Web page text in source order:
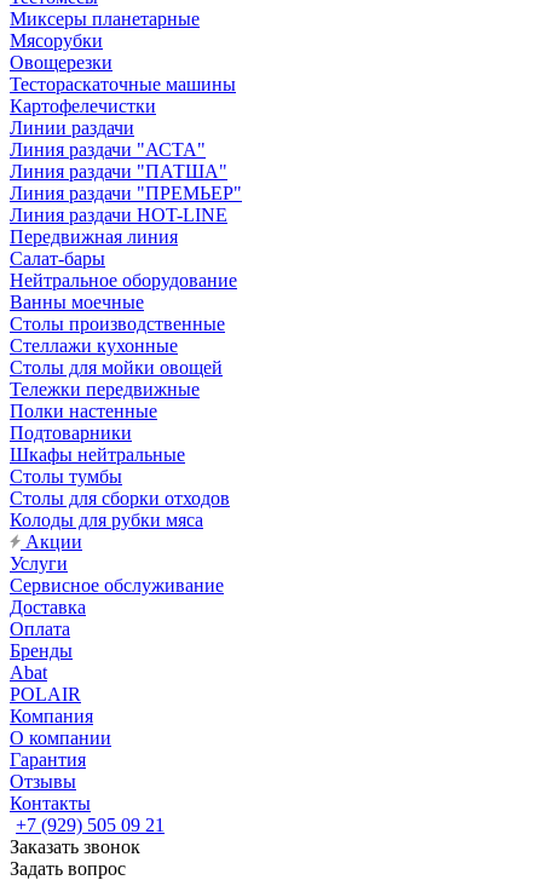
Миксеры планетарные
Мясорубки
Овощерезки
Тестораскаточные машины
Картофелечистки
Линии раздачи
Линия раздачи "АСТА"
Линия раздачи "ПАТША"
Линия раздачи "ПРЕМЬЕР"
Линия раздачи HOT-LINE
Передвижная линия
Салат-бары
Нейтральное оборудование
Ванны моечные
Столы производственные
Стеллажи кухонные
Столы для мойки овощей
Тележки передвижные
Полки настенные
Подтоварники
Шкафы нейтральные
Столы тумбы
Столы для сборки отходов
Колоды для рубки мяса
Акции
Услуги
Сервисное обслуживание
Доставка
Оплата
Бренды
Abat
POLAIR
Компания
О компании
Гарантия
Отзывы
Контакты
+7 (929) 505 09 21
Заказать звонок
Задать вопрос